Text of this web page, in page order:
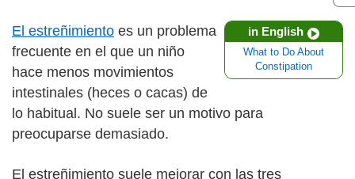
in English
What to Do About
Constipation
El estreñimiento es un problema
frecuente en el que un niño
hace menos movimientos
intestinales (heces o cacas) de
lo habitual. No suele ser un motivo para
preocuparse demasiado.
El estreñimiento suele mejorar con las tres